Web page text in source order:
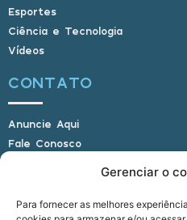
Gerenciar o
Para fornecer as melhores
Esportes
Ciência e Tecnologia
Vídeos
CONTATO
Anuncie Aqui
Fale Conosco